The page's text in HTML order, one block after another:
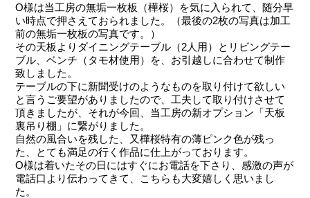
O様は当工房の無垢一枚板（樺桜）を気に入られて、随分早
い時点で押さえておられました。（最後の2枚の写真は加工
前の無垢一枚板の写真です。）
その天板よりダイニングテーブル（2人用）とリビングテー
ブル、ベンチ（タモ材使用）を、お引越しに合わせて制作
致しました。
テーブルの下に新聞受けのようなものを取り付けて欲しい
と言うご要望がありましたので、工夫して取り付けさせて
頂きましたが、それが今回、当工房の新オプション「天板
裏吊り棚」に繋がりました。
自然の風合いを残した、又樺桜特有の薄ピンク色が残っ
た、とても満足の行く作品に仕上がっております。
O様は着いたその日にはすぐにお電話を下さり、感激の声が
電話口より伝わってきて、こちらも大変嬉しく思いまし
た。